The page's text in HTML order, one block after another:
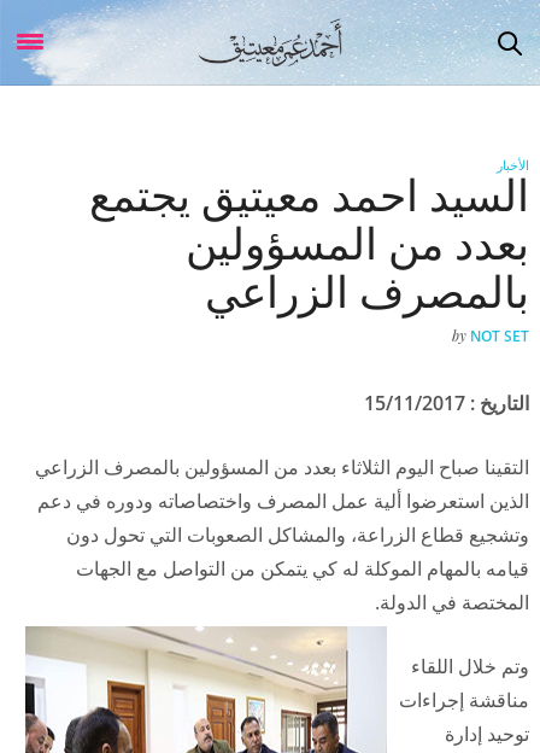
الأخبار
السيد احمد معيتيق يجتمع
بعدد من المسؤولين
بالمصرف الزراعي
by NOT SET
التاريخ : 15/11/2017
التقينا صباح اليوم الثلاثاء بعدد من المسؤولين بالمصرف الزراعي
الذين استعرضوا ألية عمل المصرف واختصاصاته ودوره في دعم
وتشجيع قطاع الزراعة، والمشاكل الصعوبات التي تحول دون
قيامه بالمهام الموكلة له كي يتمكن من التواصل مع الجهات
المختصة في الدولة.
وتم خلال اللقاء
مناقشة إجراءات
توحيد إدارة